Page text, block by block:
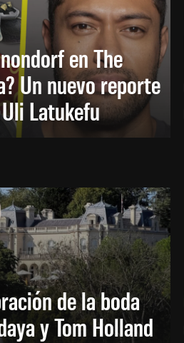
en The
Un nuevo reporte
Latukefu
de la boda
y Tom Holland